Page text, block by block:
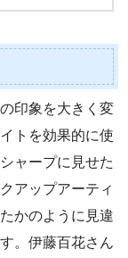
印象を大きく変
トを効果的に使
ャープに見せた
アップアーティ
かのように見違
。伊藤百花さん